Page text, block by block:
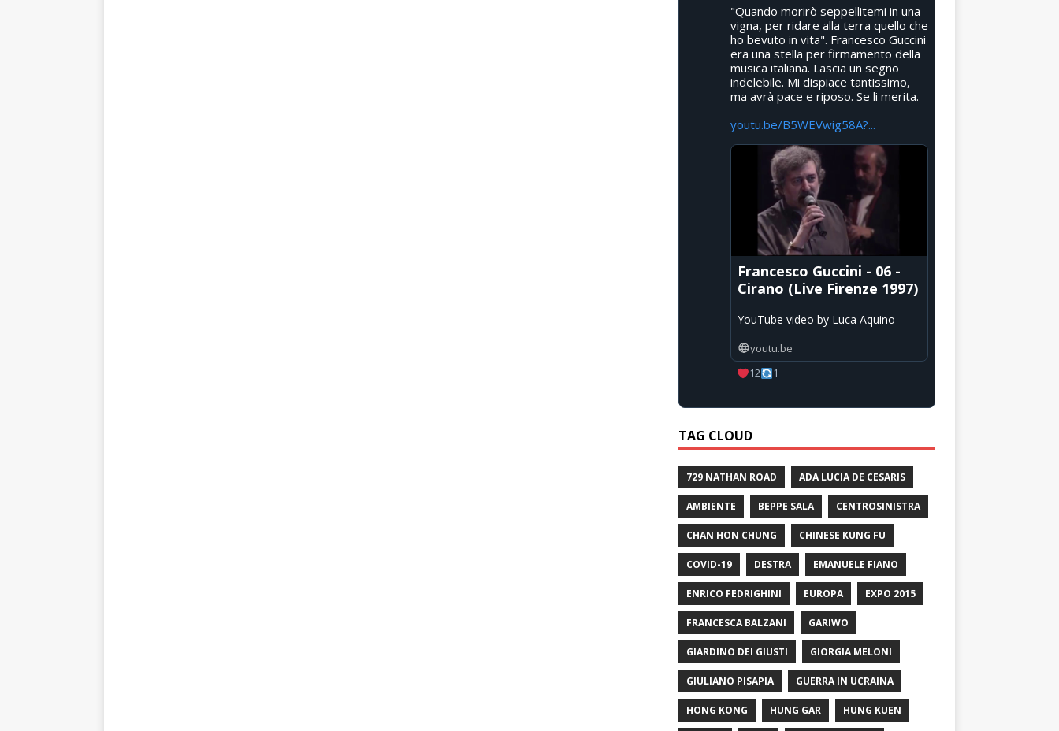
"Quando morirò seppellitemi in una
vigna, per ridare alla terra quello che
ho bevuto in vita". Francesco Guccini
era una stella per firmamento della
musica italiana. Lascia un segno
indelebile. Mi dispiace tantissimo,
ma avrà pace e riposo. Se li merita.
youtu.be/B5WEVwig58A?...
Francesco Guccini - 06 -
Cirano (Live Firenze 1997)
YouTube video by Luca Aquino
youtu.be
12
1
TAG CLOUD
729 NATHAN ROAD ADA LUCIA DE CESARIS
AMBIENTE BEPPE SALA CENTROSINISTRA
CHAN HON CHUNG CHINESE KUNG FU
COVID-19 DESTRA EMANUELE FIANO
ENRICO FEDRIGHINI EUROPA EXPO 2015
FRANCESCA BALZANI GARIWO
GIARDINO DEI GIUSTI GIORGIA MELONI
GIULIANO PISAPIA GUERRA IN UCRAINA
HONG KONG HUNG GAR HUNG KUEN